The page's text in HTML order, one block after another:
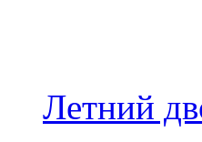
Летний